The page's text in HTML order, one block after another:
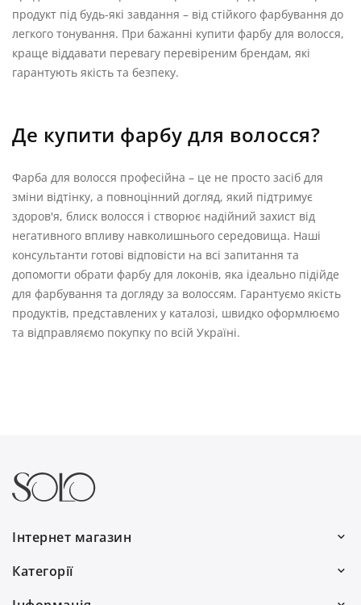
продукт під будь-які завдання – від стійкого фарбування до
легкого тонування. При бажанні купити фарбу для волосся,
краще віддавати перевагу перевіреним брендам, які
гарантують якість та безпеку.
Де купити фарбу для волосся?
Фарба для волосся професійна – це не просто засіб для
зміни відтінку, а повноцінний догляд, який підтримує
здоров'я, блиск волосся і створює надійний захист від
негативного впливу навколишнього середовища. Наші
консультанти готові відповісти на всі запитання та
допомогти обрати фарбу для локонів, яка ідеально підійде
для фарбування та догляду за волоссям. Гарантуємо якість
продуктів, представлених у каталозі, швидко оформлюємо
та відправляємо покупку по всій Україні.
Інтернет магазин
Пн–Пт: 10:00–19:00
Категорії